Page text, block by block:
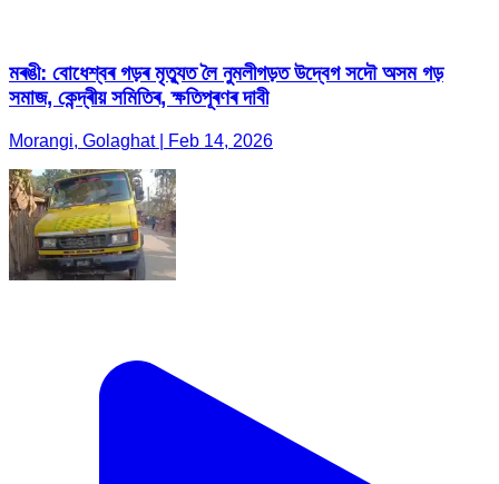
মৰঙী: বোধেশ্বৰ গড়ৰ মৃত্যুত লৈ নুমলীগড়ত উদ্বেগ সদৌ অসম গড়
সমাজ, কেন্দ্ৰীয় সমিতিৰ, ক্ষতিপূৰণৰ দাবী
Morangi, Golaghat | Feb 14, 2026